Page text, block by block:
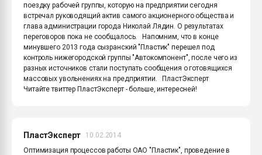
поездку рабочей группы, которую на предприятии сегодня
встречал руководящий актив самого акционерного общества и
глава администрации города Николай Лядин. О результатах
переговоров пока не сообщалось. Напомним, что в конце
минувшего 2013 года сызранский "Пластик" перешел под
контроль нижегородской группы "Автокомпонент", после чего из
разных источников стали поступать сообщения о готовящихся
массовых увольнениях на предприятии. ПластЭксперт
Читайте твиттер ПластЭксперт - больше, интересней!
ПластЭксперт
10.02.2014
Оптимизация процессов работы ОАО "Пластик", проведение в